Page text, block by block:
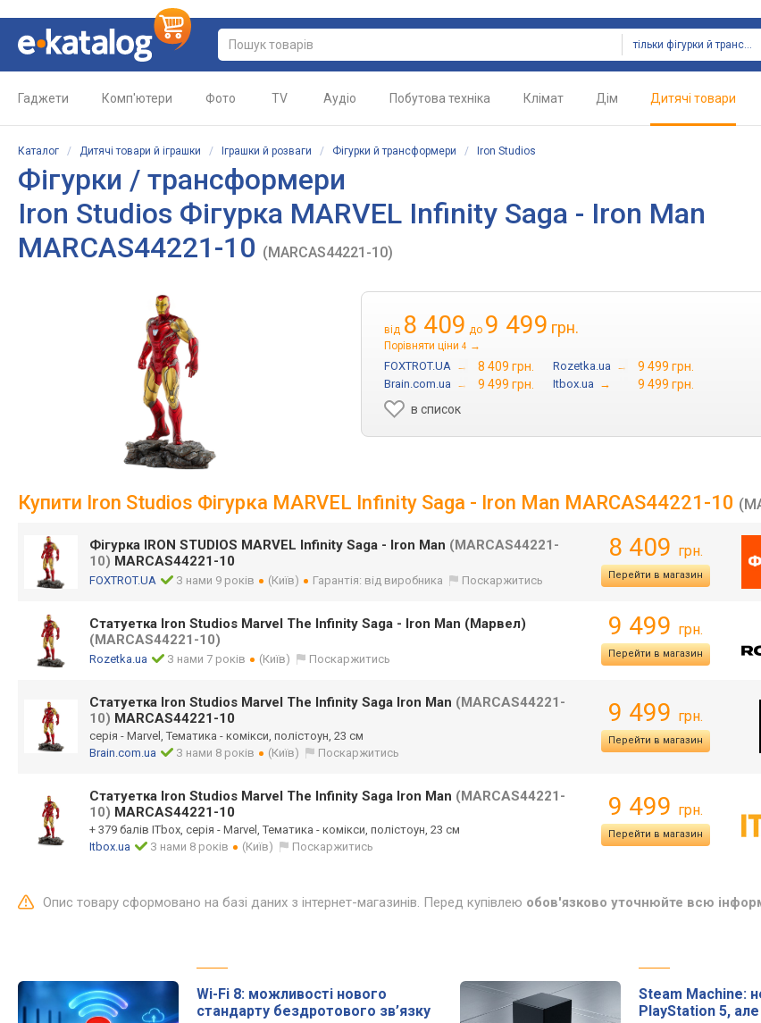
тільки фігурки й трансформери
Гаджети Комп'ютери Фото TV Аудіо Побутова техніка Клімат Дім Дитячі товари
Каталог / Дитячі товари й іграшки / Іграшки й розваги / Фігурки й трансформери / Iron Studios
Фігурки / трансформери
Iron Studios Фігурка MARVEL Infinity Saga - Iron Man
MARCAS44221-10 (MARCAS44221-10)
від 8 409 до 9 499 грн.
Порівняти ціни 4 →
FOXTROT.UA → 8 409 грн. Rozetka.ua → 9 499 грн.
Brain.com.ua → 9 499 грн. Itbox.ua →
9 499 грн.
в список
Купити Iron Studios Фігурка MARVEL Infinity Saga - Iron Man MARCAS44221-10
Фігурка IRON STUDIOS MARVEL Infinity Saga - Iron Man (MARCAS44221-
10) MARCAS44221-10
FOXTROT.UA З нами 9 років (Київ) Гарантія: від виробника Поскаржитись
8 409 грн.
Перейти в магазин
Статуетка Iron Studios Marvel The Infinity Saga - Iron Man (Марвел)
(MARCAS44221-10)
Rozetka.ua З нами 7 років (Київ) Поскаржитись
9 499 грн.
Перейти в магазин
Статуетка Iron Studios Marvel The Infinity Saga Iron Man (MARCAS44221-
10) MARCAS44221-10
серія - Marvel, Тематика - комікси, полістоун, 23 см
Brain.com.ua
З нами 8 років (Київ) Поскаржитись
9 499 грн.
Перейти в магазин
Статуетка Iron Studios Marvel The Infinity Saga Iron Man (MARCAS44221-
10) MARCAS44221-10
+ 379 балів ITbox, серія - Marvel, Тематика - комікси, полістоун, 23 см
Itbox.ua
З нами 8 років (Київ) Поскаржитись
9 499 грн.
Перейти в магазин
Опис товару сформовано на базі даних з інтернет-магазинів. Перед купівлею обов'язково уточнюйте всю
Wi-Fi 8: можливості нового
стандарту бездротового зв’язку
Steam Machine:
PlayStation 5,